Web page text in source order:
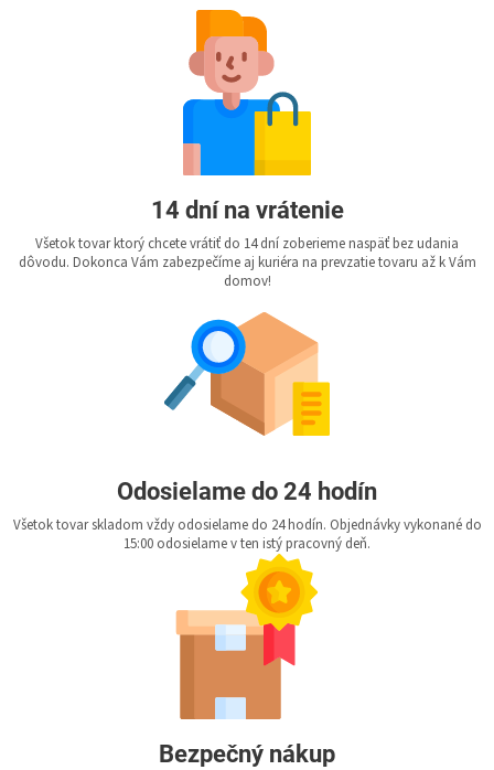
14 dní na vrátenie
Všetok tovar ktorý chcete vrátiť do 14 dní zoberieme naspäť bez udania
dôvodu. Dokonca Vám zabezpečíme aj kuriéra na prevzatie tovaru až k Vám
domov!
Odosielame do 24 hodín
Všetok tovar skladom vždy odosielame do 24 hodín. Objednávky vykonané do
15:00 odosielame v ten istý pracovný deň.
Bezpečný nákup